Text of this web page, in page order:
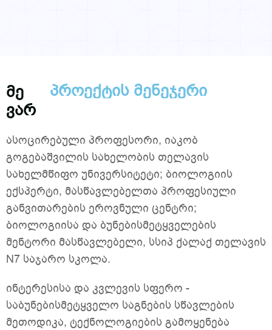
მე
ვარ
პროექტის მენეჯერი
ასოცირებული პროფესორი, იაკობ
გოგებაშვილის სახელობის თელავის
სახელმწიფო უნივერსიტეტი; ბიოლოგიის
ექსპერტი, მასწავლებელთა პროფესიული
განვითარების ეროვნული ცენტრი;
ბიოლოგიისა და ბუნებისმეტყველების
მენტორი მასწავლებელი, სსიპ ქალაქ თელავის
N7 საჯარო სკოლა.
ინტერესისა და კვლევის სფერო -
საბუნებისმეტყველო საგნების სწავლების
მეთოდიკა, ტექნოლოგიების გამოყენება